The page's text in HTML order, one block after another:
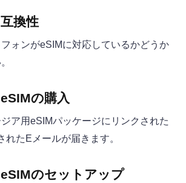
互換性
ォンがeSIMに対応しているかどうか
eSIMの購入
ア用eSIMパッケージにリンクされた
れたEメールが届きます。
eSIMのセットアップ